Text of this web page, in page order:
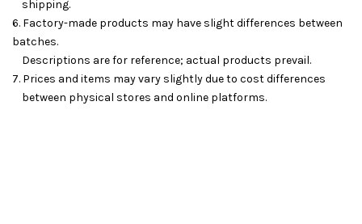
shipping.
6. Factory-made products may have slight differences between
batches.
Descriptions are for reference; actual products prevail.
7. Prices and items may vary slightly due to cost differences
between physical stores and online platforms.